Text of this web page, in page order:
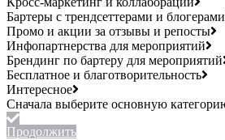
Бартеры с трендсеттерами и блогерами
Промо и акции за отзывы и репосты
Инфопартнерства для мероприятий
Брендинг по бартеру для мероприятий
Бесплатное и благотворительность
Интересное
Продолжить